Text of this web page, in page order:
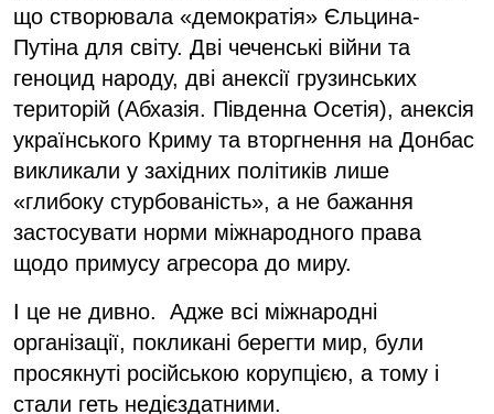
що створювала «демократія» Єльцина-
Путіна для світу. Дві чеченські війни та
геноцид народу, дві анексії грузинських
територій (Абхазія. Південна Осетія), анексія
українського Криму та вторгнення на Донбас
викликали у західних політиків лише
«глибоку стурбованість», а не бажання
застосувати норми міжнародного права
щодо примусу агресора до миру.
І це не дивно. Адже всі міжнародні
організації, покликані берегти мир, були
просякнуті російською корупцією, а тому і
стали геть недієздатними.